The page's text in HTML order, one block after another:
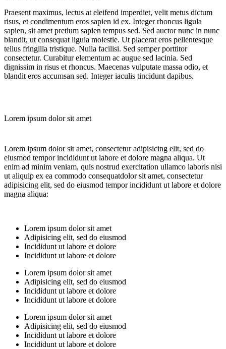
Praesent maximus, lectus at eleifend imperdiet, velit metus dictum
risus, et condimentum eros sapien id ex. Integer rhoncus ligula
sapien, sit amet pretium sapien tempus sed. Sed auctor nunc in nunc
blandit, ut consequat ligula molestie. Ut placerat eros pellentesque
tellus fringilla tristique. Nulla facilisi. Sed semper porttitor
consectetur. Curabitur elementum ac augue sed lacinia. Sed
dignissim in risus et rhoncus. Maecenas vulputate massa odio, et
blandit eros accumsan sed. Integer iaculis tincidunt dapibus.
Lorem ipsum dolor sit amet
Lorem ipsum dolor sit amet, consectetur adipisicing elit, sed do
eiusmod tempor incididunt ut labore et dolore magna aliqua. Ut
enim ad minim veniam, quis nostrud exercitation ullamco laboris nisi
ut aliquip ex ea commodo consequatdolor sit amet, consectetur
adipisicing elit, sed do eiusmod tempor incididunt ut labore et dolore
magna aliqua:
Lorem ipsum dolor sit amet
Adipisicing elit, sed do eiusmod
Incididunt ut labore et dolore
Incididunt ut labore et dolore
Lorem ipsum dolor sit amet
Adipisicing elit, sed do eiusmod
Incididunt ut labore et dolore
Incididunt ut labore et dolore
Lorem ipsum dolor sit amet
Adipisicing elit, sed do eiusmod
Incididunt ut labore et dolore
Incididunt ut labore et dolore